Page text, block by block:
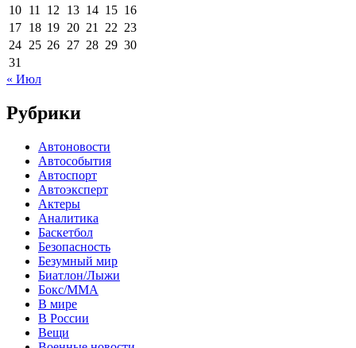
10 11 12 13 14 15 16
17 18 19 20 21 22 23
24 25 26 27 28 29 30
31
« Июл
Рубрики
Автоновости
Автособытия
Автоспорт
Автоэксперт
Актеры
Аналитика
Баскетбол
Безопасность
Безумный мир
Биатлон/Лыжи
Бокс/MMA
В мире
В России
Вещи